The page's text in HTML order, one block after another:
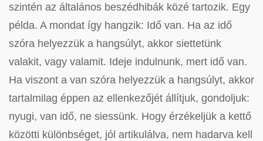
szintén az általános beszédhibák közé tartozik. Egy
példa. A mondat így hangzik: Idő van. Ha az idő
szóra helyezzük a hangsúlyt, akkor siettetünk
valakit, vagy valamit. Ideje indulnunk, mert idő van.
Ha viszont a van szóra helyezzük a hangsúlyt, akkor
tartalmilag éppen az ellenkezőjét állítjuk, gondoljuk:
nyugi, van idő, ne siessünk. Hogy érzékeljük a kettő
közötti különbséget, jól artikulálva, nem hadarva kell